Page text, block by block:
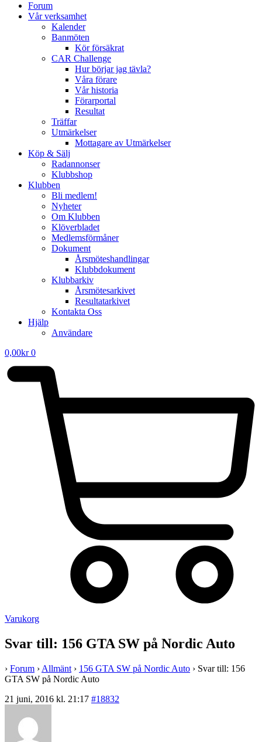
Forum
Vår verksamhet
Kalender
Banmöten
Kör försäkrat
CAR Challenge
Hur börjar jag tävla?
Våra förare
Vår historia
Förarportal
Resultat
Träffar
Utmärkelser
Mottagare av Utmärkelser
Köp & Sälj
Radannonser
Klubbshop
Klubben
Bli medlem!
Nyheter
Om Klubben
Klöverbladet
Medlemsförmåner
Dokument
Årsmöteshandlingar
Klubbdokument
Klubbarkiv
Årsmötesarkivet
Resultatarkivet
Kontakta Oss
Hjälp
Användare
0,00kr 0
Varukorg
Svar till: 156 GTA SW på Nordic Auto
› Forum › Allmänt › 156 GTA SW på Nordic Auto › Svar till: 156
GTA SW på Nordic Auto
21 juni, 2016 kl. 21:17 #18832